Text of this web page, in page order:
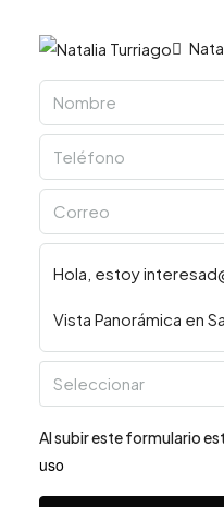
Seleccionar
Al subir este formulario
uso